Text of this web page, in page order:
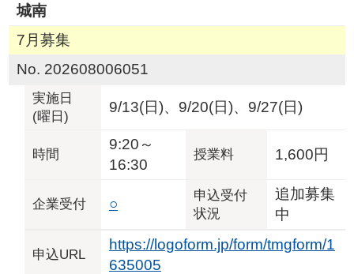
城南
7月募集
No. 202608006051
実施日
(曜日)
9/13(日)、9/20(日)、9/27(日)
時間
9:20～
16:30
授業料 1,600円
企業受付 ○
申込受付
状況
追加募集
中
申込URL
https://logoform.jp/form/tmgform/1
635005